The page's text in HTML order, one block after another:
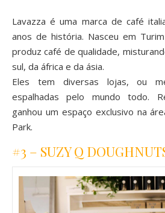
Lavazzaé uma marca de café
anos de história. Nasceu em
produz café de qualidade,
sul, da áfrica e da ásia.
Eles tem diversas lojas, ou
espalhadas pelo mundo todo.
ganhou um espaço exclusivo na
Park.
#3 – SUZY Q